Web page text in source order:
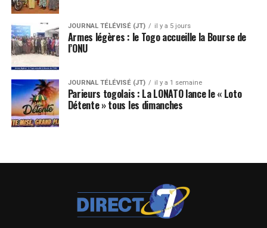
JOURNAL TÉLÉVISÉ (JT) il y a 5 jours
Armes légères : le Togo accueille la Bourse de
l’ONU
JOURNAL TÉLÉVISÉ (JT) il y a 1 semaine
Parieurs togolais : La LONATO lance le « Loto
Détente » tous les dimanches